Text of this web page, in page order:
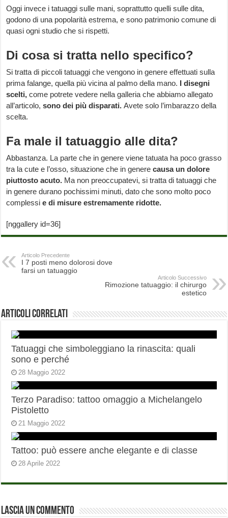
Oggi invece i tatuaggi sulle mani, soprattutto quelli sulle dita,
godono di una popolarità estrema, e sono patrimonio comune di
quasi ogni studio che si rispetti.
Di cosa si tratta nello specifico?
Si tratta di piccoli tatuaggi che vengono in genere effettuati sulla
prima falange, quella più vicina al palmo della mano. I disegni
scelti,come potrete vedere nella galleria che abbiamo allegato
all’articolo,sono dei più disparati.Avete solo l’imbarazzo della
scelta.
Fa male il tatuaggio alle dita?
Abbastanza. La parte che in genere viene tatuata ha poco grasso
tra la cute e l’osso, situazione che in generecausa un dolore
piuttosto acuto. Ma non preoccupatevi, si tratta di tatuaggi che
in genere durano pochissimi minuti, dato che sono molto poco
complessie di misure estremamente ridotte.
[nggallery id=36]
Articolo Precedente
I 7 posti meno dolorosi dove
farsi un tatuaggio
Articolo Successivo
Rimozione tatuaggio: il chirurgo
estetico
Articoli correlati
Tatuaggi che simboleggiano la rinascita: quali
sono e perché
28 Maggio 2022
Terzo Paradiso: tattoo omaggio a Michelangelo
Pistoletto
21 Maggio 2022
Tattoo: può essere anche elegante e di classe
28 Aprile 2022
Lascia un commento